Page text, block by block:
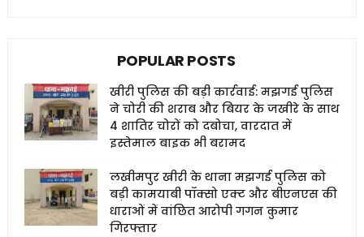
POPULAR POSTS
खीरी पुलिस की बड़ी कार्रवाई: मझगई पुलिस
ने चोरी की शराब और बियर के जखीरे के साथ
4 शातिर चोरों को दबोचा, वारदात में
इस्तेमाल बाइक भी बरामद
लखीमपुर खीरी के थाना मझगई पुलिस को
बड़ी कामयाबी पॉक्सो एक्ट और बीएनएस की
धाराओं में वांछित आरोपी गगन कुमार
गिरफ्तार